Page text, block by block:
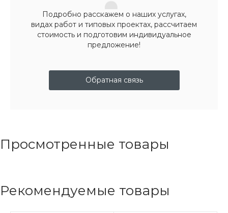
Подробно расскажем о наших услугах,
видах работ и типовых проектах, рассчитаем
стоимость и подготовим индивидуальное
предложение!
Обратная связь
Просмотренные товары
Рекомендуемые товары